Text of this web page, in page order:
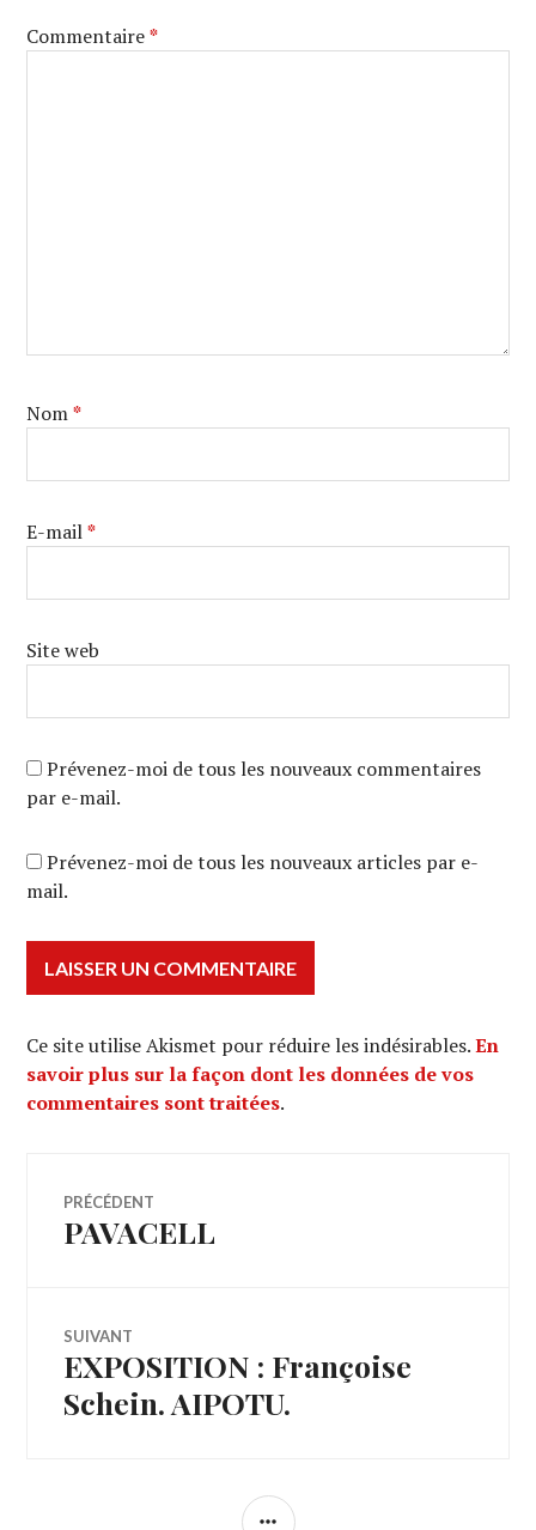
Commentaire*
Nom*
E-mail*
Site web
Prévenez-moi de tous les nouveaux commentaires
par e-mail.
Prévenez-moi de tous les nouveaux articles par e-
mail.
Ce site utilise Akismet pour réduire les indésirables.En
savoir plus sur la façon dont les données de vos
commentaires sont traitées.
Navigation
de
l’article
PRÉCÉDENT
Article
PAVACELL
SUIVANT
Article
Suivant:
EXPOSITION : Françoise
Schein. AIPOTU.
COLONNE